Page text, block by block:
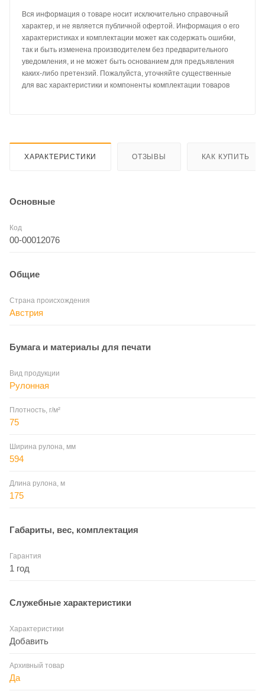
Вся информация о товаре носит исключительно справочный
характер, и не является публичной офертой. Информация о его
характеристиках и комплектации может как содержать ошибки,
так и быть изменена производителем без предварительного
уведомления, и не может быть основанием для предъявления
каких-либо претензий. Пожалуйста, уточняйте существенные
для вас характеристики и компоненты комплектации товаров
ХАРАКТЕРИСТИКИ ОТЗЫВЫ КАК КУПИТЬ
Основные
Код
00-00012076
Общие
Страна происхождения
Австрия
Бумага и материалы для печати
Вид продукции
Рулонная
Плотность, г/м²
75
Ширина рулона, мм
594
Длина рулона, м
175
Габариты, вес, комплектация
Гарантия
1 год
Служебные характеристики
Характеристики
Добавить
Архивный товар
Да